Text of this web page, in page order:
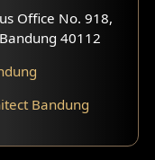
Office No. 918,
40112
Bandung